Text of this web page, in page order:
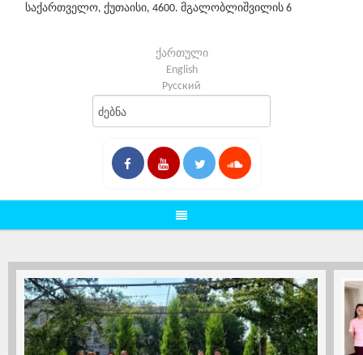
საქართველო, ქუთაისი, 4600. მგალობლიშვილის 6
ქართული
English
Русский